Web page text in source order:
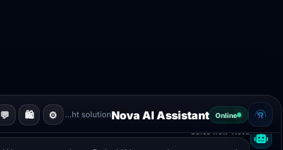
Online
Nova AI Assistant
Guiding you to the right solution
⚙️
🛍️
💬
I need a quick quote
Nova
•
Sales flow